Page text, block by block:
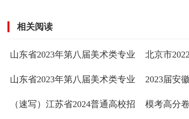
相关阅读
山东省2023年第八届美术类专业
北京市
山东省2023年第八届美术类专业
2023届安
（速写）江苏省2024普通高校招
模考高分